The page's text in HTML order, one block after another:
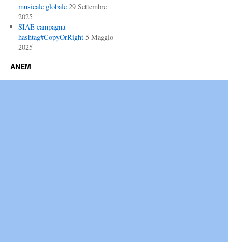
musicale globale 29 Settembre
2025
SIAE campagna
hashtag#CopyOrRight 5 Maggio
2025
ANEM